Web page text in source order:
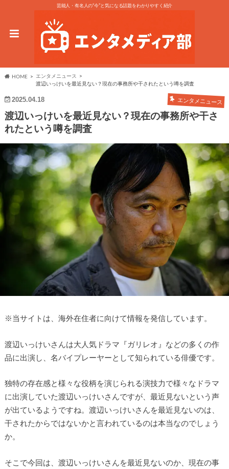
芸能人・有名人の“今”と気になる話題をわかりやすく紹介
HOME
エンタメニュース
渡辺いっけいを最近見ない？現在の事務所や干されたという噂を調査
2025.04.18 エンタメニュース
渡辺いっけいを最近見ない？現在の事務所や干さ
れたという噂を調査
※ 当サイトは、海外在住者に向けて情報を発信しています。
渡辺いっけいさんは大人気ドラマ『ガリレオ』などの多くの作
品に出演し、名バイプレーヤーとして知られている俳優です。
独特の存在感と様々な役柄を演じられる演技力で様々なドラマ
に出演していた渡辺いっけいさんですが、最近見ないという声
が出ているようですね。渡辺いっけいさんを最近見ないのは、
干されたからではないかと言われているのは本当なのでしょう
か。
そこで今回は、渡辺いっけいさんを最近見ないのか、現在の事